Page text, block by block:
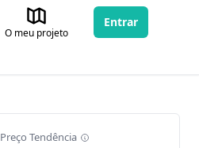
O meu projeto
Entrar
Preço Tendência